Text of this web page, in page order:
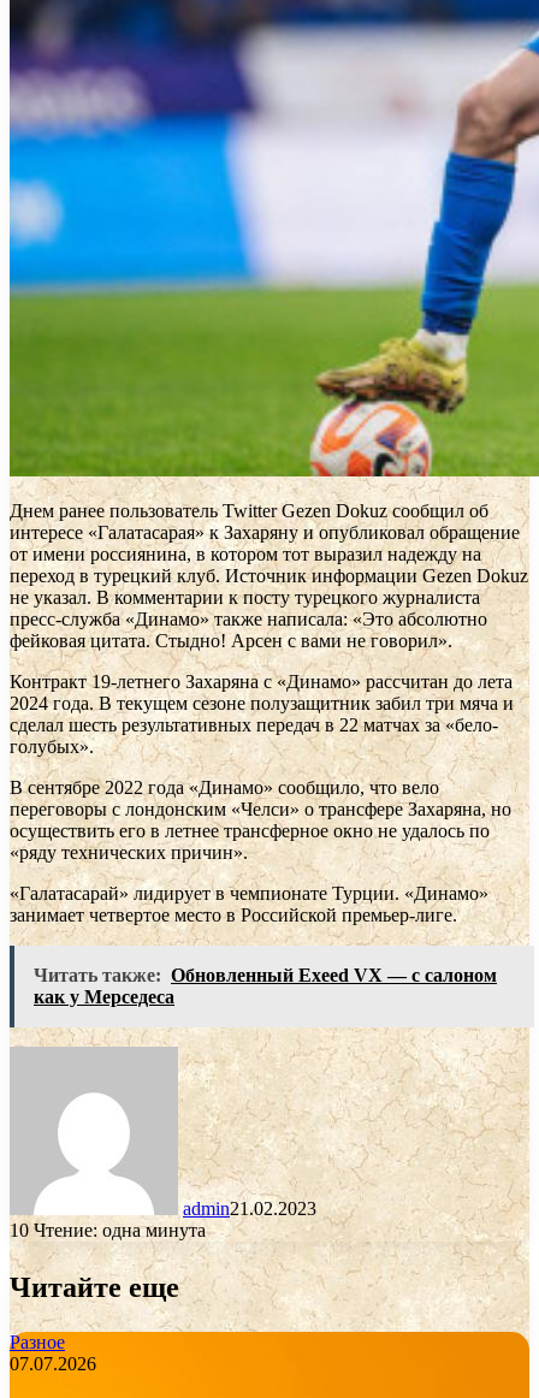
Днем ранее пользователь Twitter Gezen Dokuz сообщил об
интересе «Галатасарая» к Захаряну и опубликовал обращение
от имени россиянина, в котором тот выразил надежду на
переход в турецкий клуб. Источник информации Gezen Dokuz
не указал. В комментарии к посту турецкого журналиста
пресс-служба «Динамо» также написала: «Это абсолютно
фейковая цитата. Стыдно! Арсен с вами не говорил».
Контракт 19-летнего Захаряна с «Динамо» рассчитан до лета
2024 года. В текущем сезоне полузащитник забил три мяча и
сделал шесть результативных передач в 22 матчах за «бело-
голубых».
В сентябре 2022 года «Динамо» сообщило, что вело
переговоры с лондонским «Челси» о трансфере Захаряна, но
осуществить его в летнее трансферное окно не удалось по
«ряду технических причин».
«Галатасарай» лидирует в чемпионате Турции. «Динамо»
занимает четвертое место в Российской премьер-лиге.
Читать также: Обновленный Exeed VX — с салоном
как у Мерседеса
admin21.02.2023
10Чтение: одна минута
Читайте еще
Разное
07.07.2026